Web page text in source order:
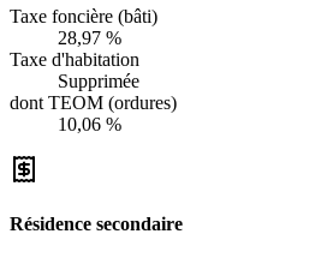
Taxe foncière (bâti)
28,97 %
Taxe d'habitation
Supprimée
dont TEOM (ordures)
10,06 %
Résidence secondaire